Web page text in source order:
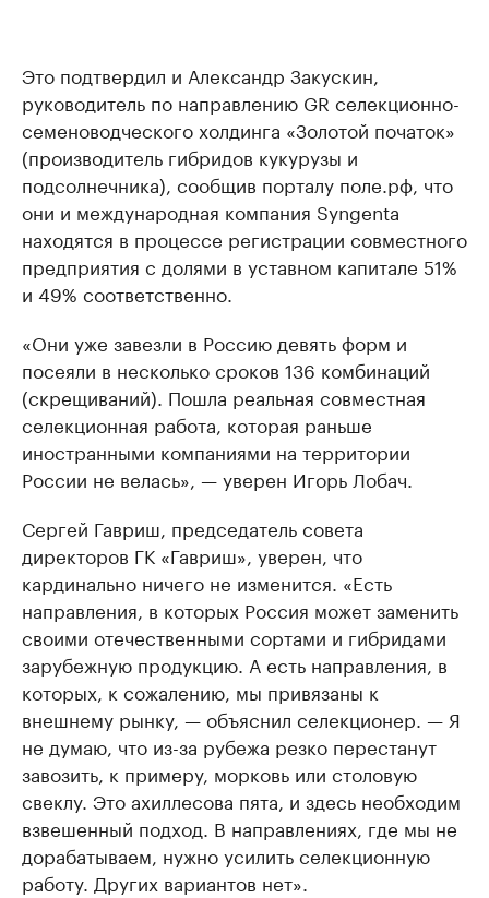
Это подтвердил и Александр Закускин,
руководитель по направлению GR селекционно-
семеноводческого холдинга «Золотой початок»
(производитель гибридов кукурузы и
подсолнечника), сообщив порталу поле.рф, что
они и международная компания Syngenta
находятся в процессе регистрации совместного
предприятия с долями в уставном капитале 51%
и 49% соответственно.
«Они уже завезли в Россию девять форм и
посеяли в несколько сроков 136 комбинаций
(скрещиваний). Пошла реальная совместная
селекционная работа, которая раньше
иностранными компаниями на территории
России не велась», — уверен Игорь Лобач.
Сергей Гавриш, председатель совета
директоров ГК «Гавриш», уверен, что
кардинально ничего не изменится. «Есть
направления, в которых Россия может заменить
своими отечественными сортами и гибридами
зарубежную продукцию. А есть направления, в
которых, к сожалению, мы привязаны к
внешнему рынку, — объяснил селекционер. — Я
не думаю, что из-за рубежа резко перестанут
завозить, к примеру, морковь или столовую
свеклу. Это ахиллесова пята, и здесь необходим
взвешенный подход. В направлениях, где мы не
дорабатываем, нужно усилить селекционную
работу. Других вариантов нет».